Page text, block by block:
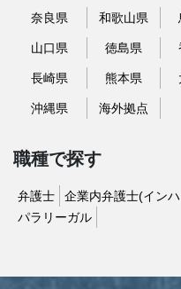
奈良県 和歌山県
山口県 徳島県
長崎県 熊本県
沖縄県 海外拠点
職種で探す
弁護士 企業内弁護士(イン
パラリーガル